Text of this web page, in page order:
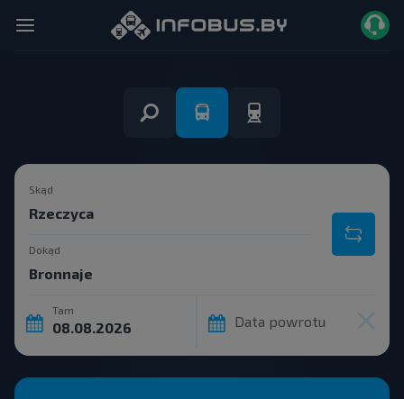
Skąd
Dokąd
Tam
Data powrotu